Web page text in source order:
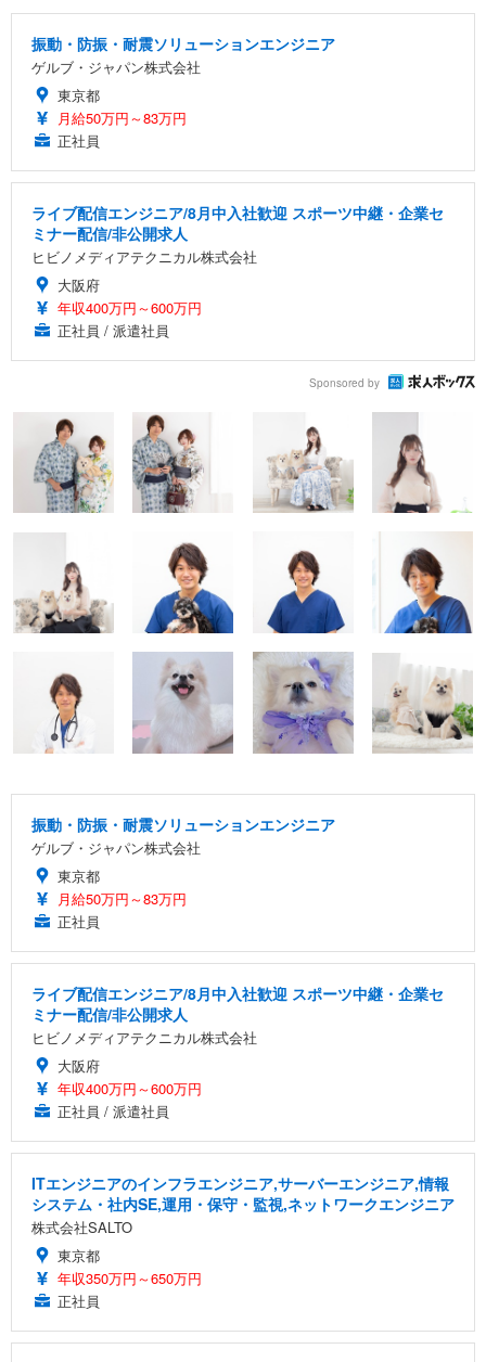
振動・防振・耐震ソリューションエンジニア
ゲルブ・ジャパン株式会社
東京都
月給50万円～83万円
正社員
ライブ配信エンジニア/8月中入社歓迎 スポーツ中継・企業セ
ミナー配信/非公開求人
ヒビノメディアテクニカル株式会社
大阪府
年収400万円～600万円
正社員 / 派遣社員
Sponsored by
振動・防振・耐震ソリューションエンジニア
ゲルブ・ジャパン株式会社
東京都
月給50万円～83万円
正社員
ライブ配信エンジニア/8月中入社歓迎 スポーツ中継・企業セ
ミナー配信/非公開求人
ヒビノメディアテクニカル株式会社
大阪府
年収400万円～600万円
正社員 / 派遣社員
ITエンジニアのインフラエンジニア,サーバーエンジニア,情報
システム・社内SE,運用・保守・監視,ネットワークエンジニア
株式会社SALTO
東京都
年収350万円～650万円
正社員